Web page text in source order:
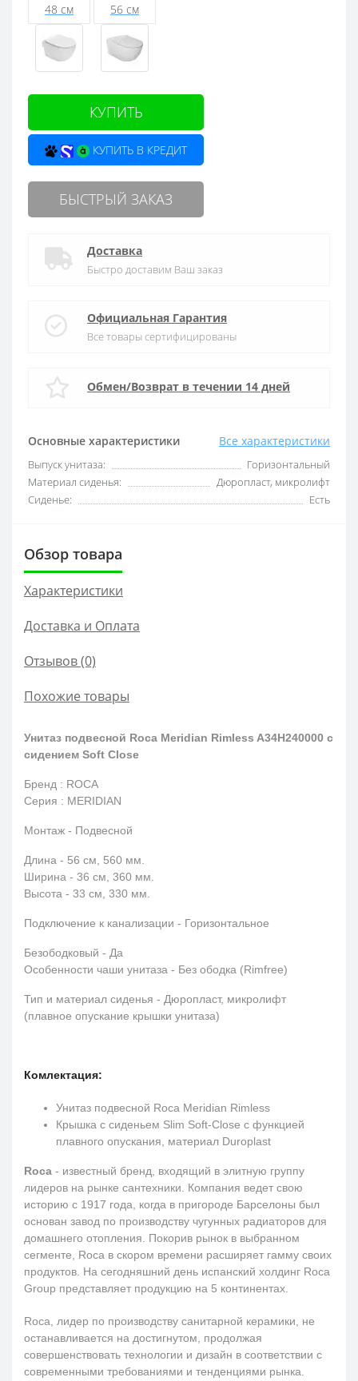
Основные характеристики Все характеристики
Выпуск унитаза:
Горизонтальный
Материал сиденья:
Дюропласт, микролифт
Сиденье:
Есть
48 см 56 см
КУПИТЬ
КУПИТЬ В КРЕДИТ
БЫСТРЫЙ ЗАКАЗ
Доставка
Быстро доставим Ваш заказ
Официальная Гарантия
Все товары сертифицированы
Обмен/Возврат в течении 14 дней
Обзор товара
Характеристики
Доставка и Оплата
Отзывов (0)
Похожие товары
Унитаз подвесной Roca Meridian Rimless A34H240000 с
сидением Soft Close
Бренд : ROCA
Серия : MERIDIAN
Монтаж - Подвесной
Длина - 56 см, 560 мм.
Ширина - 36 см, 360 мм.
Высота - 33 см, 330 мм.
Подключение к канализации - Горизонтальное
Безободковый - Да
Особенности чаши унитаза - Без ободка (Rimfree)
Тип и материал сиденья - Дюропласт, микролифт
(плавное опускание крышки унитаза)
Комлектация:
Унитаз подвесной Roca Meridian Rimless
Крышка с сиденьем Slim Soft-Close с функцией
плавного опускания, материал Duroplast
Roca - известный бренд, входящий в элитную группу
лидеров на рынке сантехники. Компания ведет свою
историю с 1917 года, когда в пригороде Барселоны был
основан завод по производству чугунных радиаторов для
домашнего отопления. Покорив рынок в выбранном
сегменте, Roca в скором времени расширяет гамму своих
продуктов. На сегодняшний день испанский холдинг Roca
Group представляет продукцию на 5 континентах.
Roca, лидер по производству санитарной керамики, не
останавливается на достигнутом, продолжая
совершенствовать технологии и дизайн в соответствии с
современными требованиями и тенденциями рынка.